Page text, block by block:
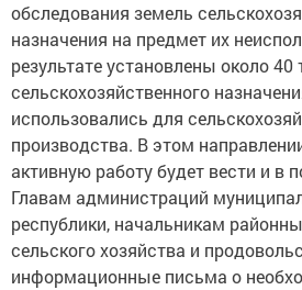
обследования земель
назначения на предмет их
результате установлены около 40
сельскохозяйственного
использовались для
производства. В этом
активную работу будет вести и в
Главам администраций
республики, начальникам
сельского хозяйства и
информационные письма о